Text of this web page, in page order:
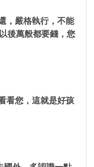
，嚴格執行，不能
後萬般都要錢，您
看您，這就是好孩